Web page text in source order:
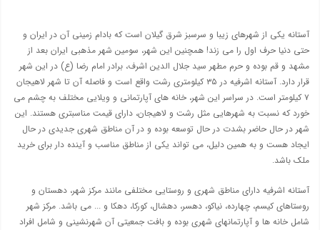
آستانه یکی از شهرهای زیبا و سرسبز شرق گیلان است که بادام زمینی آن در ایران و
حتی دنیا حرف اول را می زند! همچنین این شهر، سومین شهر مذهبی ایران بعد از
مشهد و قم بوده و حرم مطهر سید جلال الدین اشرف، برادر امام رضا (ع) در این شهر
قرار دارد. آستانه اشرفیه در ۳۵ کیلومتری رشت واقع است و فاصله آن تا شهر لاهیجان
۷ کیلومتر است. در سراسر این شهر، خانه های آپارتمانی و ویلایی مختلف به چشم می
خورد که نسبت به شهرهایی مثل رشت و لاهیجان، دارای قیمت مناسبتری هستند. این
شهر در حال حاضر بشدت در حال توسعه بوده و در آن مناطق شهری جدیدی در حال
ایجاد هست و به همین دلیل، می تواند یکی از مناطق مناسب و آینده دار برای خرید
ملک باشد.
آستانه اشرفیه دارای مناطق شهری و روستایی مختلفی مانند مرکز شهر، دهستان و
روستاهای کیسم، چهارده، نیاکو، دهسر، دهشال، کورکا، دهکا و ... می باشد. مرکز شهر
شامل خانه ها و آپارتمانهای شهری بوده و بافت جمعیتی آن شهرنشینی و شامل افراد